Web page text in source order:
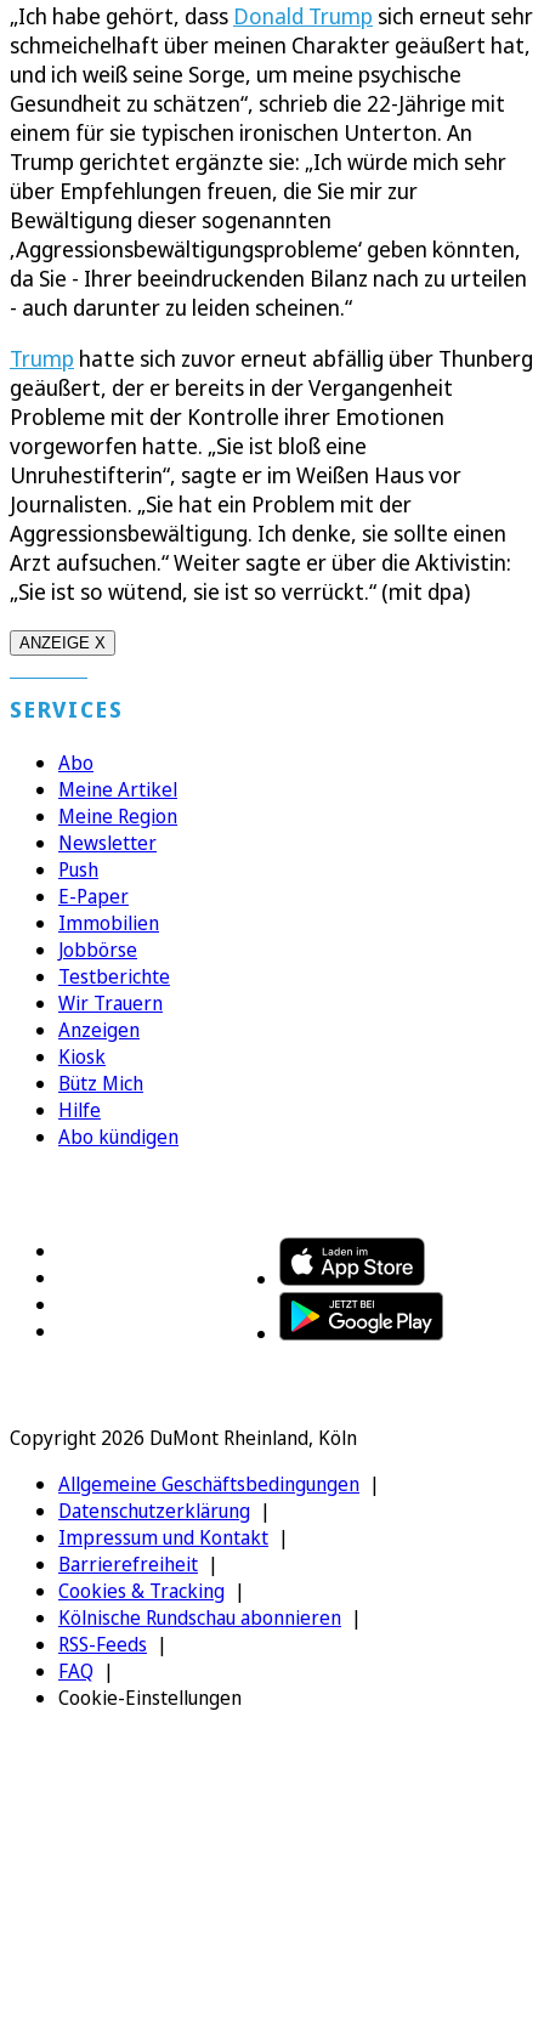
„Ich habe gehört, dass Donald Trump sich erneut sehr
schmeichelhaft über meinen Charakter geäußert hat,
und ich weiß seine Sorge, um meine psychische
Gesundheit zu schätzen“, schrieb die 22-Jährige mit
einem für sie typischen ironischen Unterton. An
Trump gerichtet ergänzte sie: „Ich würde mich sehr
über Empfehlungen freuen, die Sie mir zur
Bewältigung dieser sogenannten
‚Aggressionsbewältigungsprobleme‘ geben könnten,
da Sie - Ihrer beeindruckenden Bilanz nach zu urteilen
- auch darunter zu leiden scheinen.“
Trump hatte sich zuvor erneut abfällig über Thunberg
geäußert, der er bereits in der Vergangenheit
Probleme mit der Kontrolle ihrer Emotionen
vorgeworfen hatte. „Sie ist bloß eine
Unruhestifterin“, sagte er im Weißen Haus vor
Journalisten. „Sie hat ein Problem mit der
Aggressionsbewältigung. Ich denke, sie sollte einen
Arzt aufsuchen.“ Weiter sagte er über die Aktivistin:
„Sie ist so wütend, sie ist so verrückt.“ (mit dpa)
ANZEIGE X
SERVICES
Abo
Meine Artikel
Meine Region
Newsletter
Push
E-Paper
Immobilien
Jobbörse
Testberichte
Wir Trauern
Anzeigen
Kiosk
Bütz Mich
Hilfe
Abo kündigen
Copyright 2026 DuMont Rheinland, Köln
Allgemeine Geschäftsbedingungen
Datenschutzerklärung
Impressum und Kontakt
Barrierefreiheit
Cookies & Tracking
Kölnische Rundschau abonnieren
RSS-Feeds
FAQ
Cookie-Einstellungen